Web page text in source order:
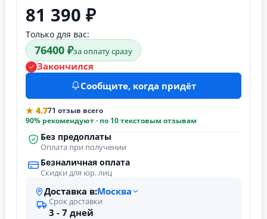
81 390 ₽
Только для вас:
76400 ₽за оплату сразу
Закончился
Сообщите, когда придёт
★ 4.771 отзыв всего
90% рекомендуют · по 10 текстовым отзывам
Без предоплаты
Оплата при получении
Безналичная оплата
Скидки для юр. лиц
Доставка в:Москва
Срок доставки
3 - 7 дней